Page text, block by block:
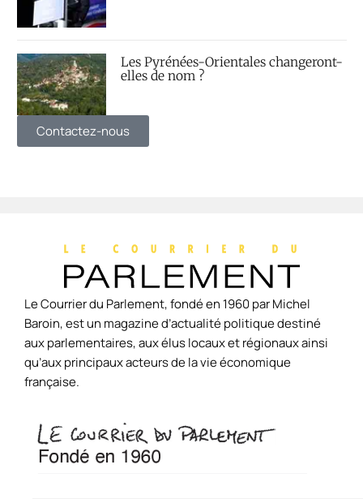
Les Pyrénées-Orientales changeront-
elles de nom ?
Contactez-nous
Le Courrier du Parlement, fondé en 1960 par Michel
Baroin, est un magazine d’actualité politique destiné
aux parlementaires, aux élus locaux et régionaux ainsi
qu’aux principaux acteurs de la vie économique
française.